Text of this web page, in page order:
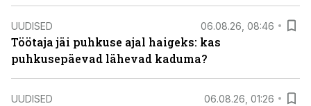
UUDISED 06.08.26, 08:46
Töötaja jäi puhkuse ajal haigeks: kas
puhkusepäevad lähevad kaduma?
UUDISED 06.08.26, 01:26